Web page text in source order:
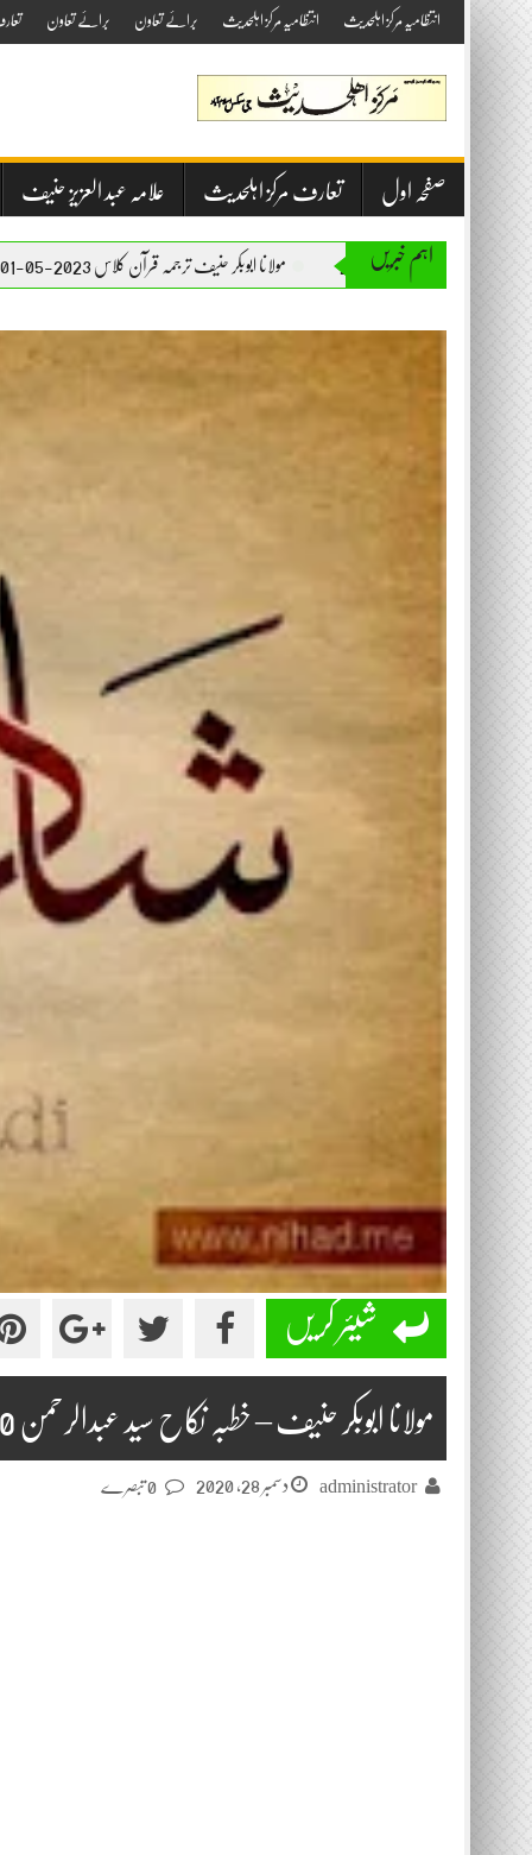
Skip
to
content
انتظامیہ مرکز اہلحدیث انتظامیہ مرکز اہلحدیث برائے تعاون برائے تعاون
صفحہ اول تعارف مرکز اہلحدیث علامہ عبد العزیز حنیف
اہم خبریںمولانا ابوبکر حنیف ترجمہ قرآن کلاس 2023-05-01 مولانا
شیئر کریں
مولانا ابوبکر حنیف – خطبہ نکاح سید عبدالرحمن 2020-12-25
administrator دسمبر 28, 2020